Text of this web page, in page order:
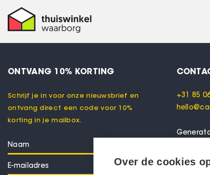
ONTVANG 10% KORTING
Schrijf je in voor onze nieuwsbrief en
ontvang direct een code voor 10%
korting in je mailbox.
+31 85
Nederland
Over de cookies